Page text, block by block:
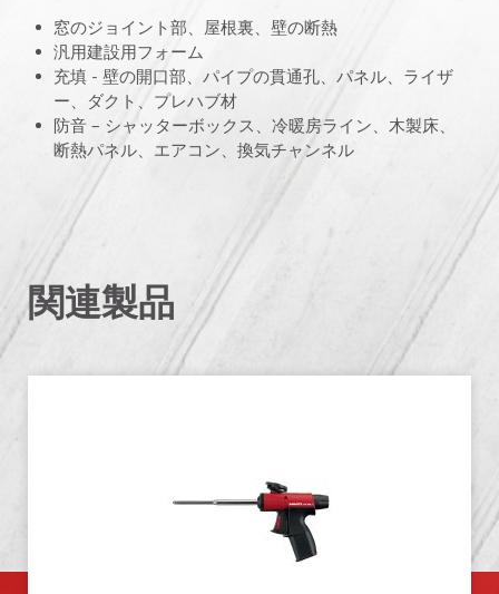
窓のジョイント部、屋根裏、壁の断熱
汎用建設用フォーム
充填 - 壁の開口部、パイプの貫通孔、パネル、ライザ
ー、ダクト、プレハブ材
防音 – シャッターボックス、冷暖房ライン、木製床、
断熱パネル、エアコン、換気チャンネル
関連製品